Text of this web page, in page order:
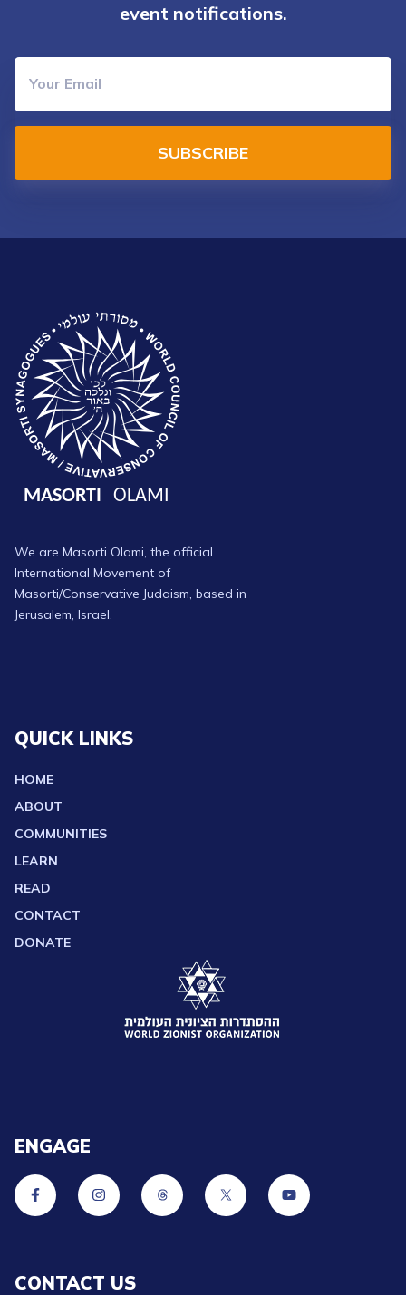
event notifications.
SUBSCRIBE
We are Masorti Olami, the official
International Movement of
Masorti/Conservative Judaism, based in
Jerusalem, Israel.
QUICK LINKS
HOME
ABOUT
COMMUNITIES
LEARN
READ
CONTACT
DONATE
ENGAGE
CONTACT US